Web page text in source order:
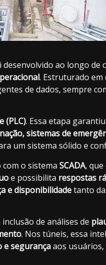
desenvolvido ao longo de
. Estruturado
de dados, sempre
(PLC). Essa etapa
sistemas de
um sistema sólido e
o sistema SCADA, que
e possibilita respostas
e disponibilidadetanto
inclusão de análises de
. Nos túneis, essa
e segurançaaos usuários,